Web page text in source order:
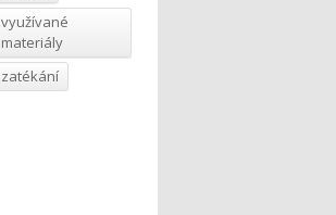
využívané
materiály
zatékání